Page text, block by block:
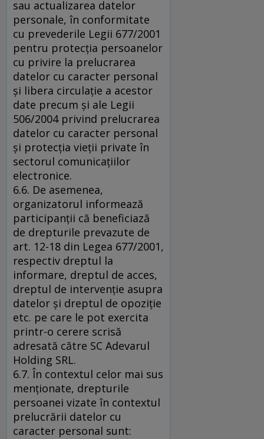
sau actualizarea datelor
personale, în conformitate
cu prevederile Legii 677/2001
pentru protecţia persoanelor
cu privire la prelucrarea
datelor cu caracter personal
şi libera circulaţie a acestor
date precum şi ale Legii
506/2004 privind prelucrarea
datelor cu caracter personal
şi protecţia vieţii private în
sectorul comunicaţiilor
electronice.
6.6. De asemenea,
organizatorul informează
participanţii că beneficiază
de drepturile prevazute de
art. 12-18 din Legea 677/2001,
respectiv dreptul la
informare, dreptul de acces,
dreptul de intervenţie asupra
datelor şi dreptul de opoziţie
etc. pe care le pot exercita
printr-o cerere scrisă
adresată către SC Adevarul
Holding SRL.
6.7. În contextul celor mai sus
menţionate, drepturile
persoanei vizate în contextul
prelucrării datelor cu
caracter personal sunt: